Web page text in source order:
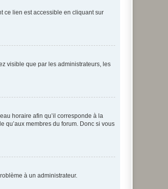
ce lien est accessible en cliquant sur
visible que par les administrateurs, les
horaire afin qu’il corresponde à la
qu’aux membres du forum. Donc si vous
à un administrateur.